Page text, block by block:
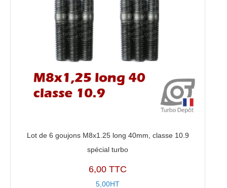
Lot de 6 goujons M8x1.25 long 40mm, classe 10.9
spécial turbo
6,00 TTC
5,00HT